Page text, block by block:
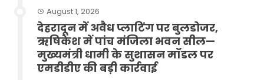
August 1, 2026
देहरादून में अवैध प्लाटिंग पर बुलडोजर,
ऋषिकेश में पांच मंजिला भवन सील—
मुख्यमंत्री धामी के सुशासन मॉडल पर
एमडीडीए की बड़ी कार्रवाई